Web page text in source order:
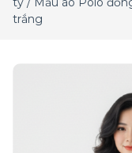
trắng